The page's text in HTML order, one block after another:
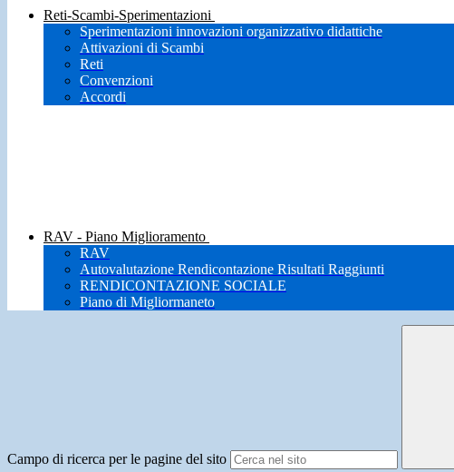
Reti-Scambi-Sperimentazioni
Sperimentazioni innovazioni organizzativo didattiche
Attivazioni di Scambi
Reti
Convenzioni
Accordi
RAV - Piano Miglioramento
RAV
Autovalutazione Rendicontazione Risultati Raggiunti
RENDICONTAZIONE SOCIALE
Piano di Migliormaneto
Campo di ricerca per le pagine del sito